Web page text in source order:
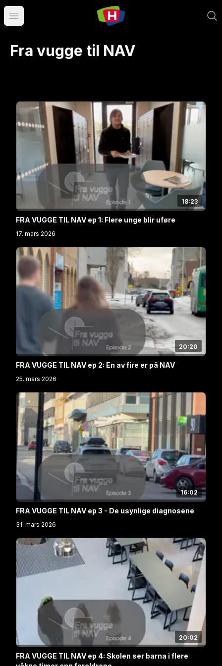
Åpne hovedmeny
Fra vugge til NAV
18:23
FRA VUGGE TIL NAV ep 1: Flere unge blir uføre
17. mars 2026
20:20
FRA VUGGE TIL NAV ep 2: En av fire er på NAV
25. mars 2026
16:02
FRA VUGGE TIL NAV ep 3 - De usynlige diagnosene
31. mars 2026
20:02
FRA VUGGE TIL NAV ep 4: Skolen ser barna i flere